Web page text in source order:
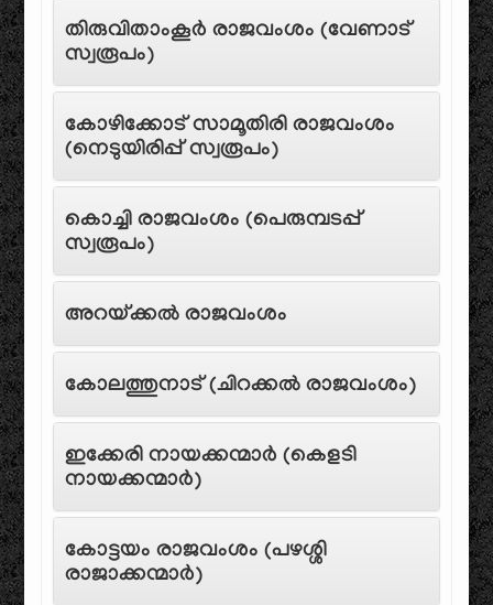
തിരുവിതാംകൂർ രാജവംശം (വേണാട്
സ്വരൂപം)
കോഴിക്കോട് സാമൂതിരി രാജവംശം
(നെടുയിരിപ്പ് സ്വരൂപം)
കൊച്ചി രാജവംശം (പെരുമ്പടപ്പ്
സ്വരൂപം)
അറയ്ക്കൽ രാജവംശം
കോലത്തുനാട് (ചിറക്കൽ രാജവംശം)
ഇക്കേരി നായക്കന്മാർ (കെളടി
നായക്കന്മാർ)
കോട്ടയം രാജവംശം (പഴശ്ശി
രാജാക്കന്മാർ)